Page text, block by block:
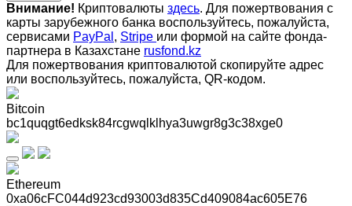
Внимание! Криптовалюты здесь. Для пожертвования с
карты зарубежного банка воспользуйтесь, пожалуйста,
сервисами PayPal , Stripe или формой на сайте фонда-
партнера в Казахстане rusfond.kz
Для пожертвования криптовалютой скопируйте адрес
или воспользуйтесь, пожалуйста, QR-кодом.
Bitcoin
bc1quqgt6edksk84rcgwqlklhya3uwgr8g3c38xge0
Ethereum
0xa06cFC044d923cd93003d835Cd409084ac605E76